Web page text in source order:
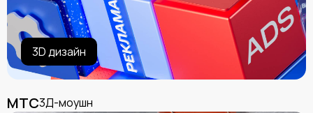
3D дизайн
МТС3Д-моушн